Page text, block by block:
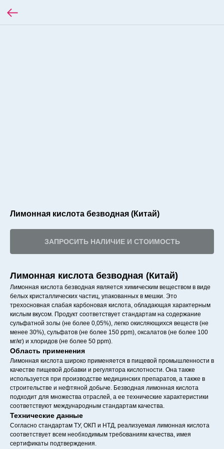
Лимонная кислота безводная (Китай)
ЗАПРОСИТЬ НАЛИЧИЕ И СТОИМОСТЬ
Лимонная кислота безводная (Китай)
Лимонная кислота безводная является химическим веществом в виде
белых кристаллических частиц, упакованных в мешки. Это
трехосновная слабая карбоновая кислота, обладающая характерным
кислым вкусом. Продукт соответствует стандартам на содержание
сульфатной золы (не более 0,05%), легко окисляющихся веществ (не
менее 30%), сульфатов (не более 150 ppm), оксалатов (не более 100
мг/кг) и хлоридов (не более 50 ppm).
Область применения
Лимонная кислота широко применяется в пищевой промышленности в
качестве пищевой добавки и регулятора кислотности. Она также
используется при производстве медицинских препаратов, а также в
строительстве и нефтяной добыче. Безводная лимонная кислота
подходит для множества отраслей, а ее технические характеристики
соответствуют международным стандартам качества.
Технические данные
Согласно стандартам ТУ, ОКП и НТД, реализуемая лимонная кислота
соответствует всем необходимым требованиям качества, имея
сертификаты подтверждения.